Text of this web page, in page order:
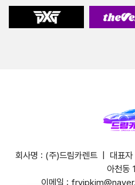
회사명 : (주)드림카렌트 | 대표
아천동
이메일 :